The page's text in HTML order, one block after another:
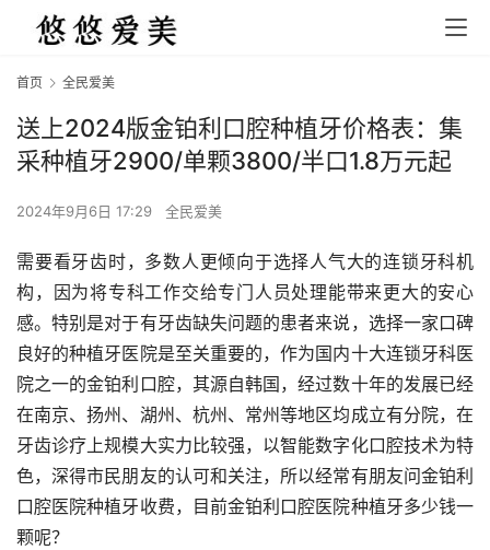
首页 全民爱美
送上2024版金铂利口腔种植牙价格表：集
采种植牙2900/单颗3800/半口1.8万元起
2024年9月6日 17:29 全民爱美
需要看牙齿时，多数人更倾向于选择人气大的连锁牙科机
构，因为将专科工作交给专门人员处理能带来更大的安心
感。特别是对于有牙齿缺失问题的患者来说，选择一家口碑
良好的种植牙医院是至关重要的，作为国内十大连锁牙科医
院之一的金铂利口腔，其源自韩国，经过数十年的发展已经
在南京、扬州、湖州、杭州、常州等地区均成立有分院，在
牙齿诊疗上规模大实力比较强，以智能数字化口腔技术为特
色，深得市民朋友的认可和关注，所以经常有朋友问金铂利
口腔医院种植牙收费，目前金铂利口腔医院种植牙多少钱一
颗呢？